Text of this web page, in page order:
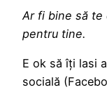
Ar fi bine să te
pentru tine.
E ok să îți lasi
socială